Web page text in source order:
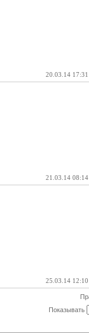
20.03.14 17:31
21.03.14 08:14
25.03.14 12:10
Показывать